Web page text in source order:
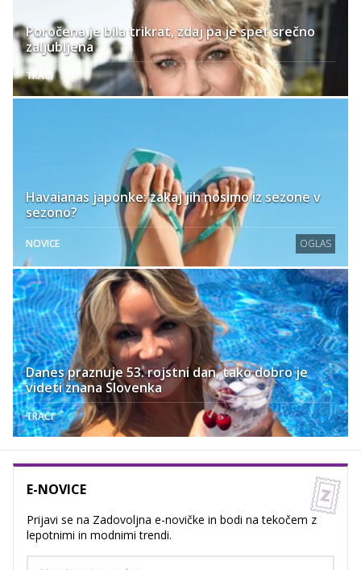
Poročena je bila trikrat, zdaj pa je spet srečno
zaljubljena
TRAČI
Havaianas japonke: zakaj jih nosimo iz sezone v
sezono?
NOVICE OGLAS
Danes praznuje 53. rojstni dan, tako dobro je
videti znana Slovenka
TRAČI
E-NOVICE
Prijavi se na Zadovoljna e-novičke in bodi na tekočem z
lepotnimi in modnimi trendi.